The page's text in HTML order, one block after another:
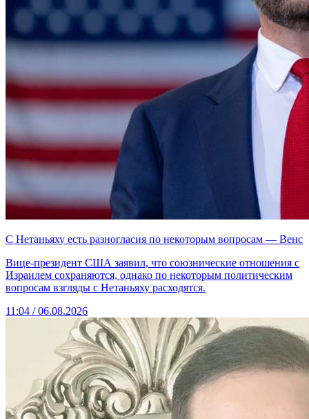
С Нетаньяху есть разногласия по некоторым вопросам — Венс
Вице-президент США заявил, что союзнические отношения с
Израилем сохраняются, однако по некоторым политическим
вопросам взгляды с Нетаньяху расходятся.
11:04 / 06.08.2026